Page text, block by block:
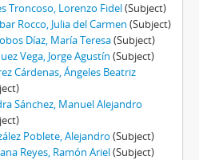
Troncoso, Lorenzo Fidel(Subject)
Rocco, Julia del Carmen (Subject)
Díaz, María Teresa(Subject)
Vega, Jorge Agustín (Subject)
Cárdenas, Ángeles Beatriz
Sánchez, Manuel Alejandro
Poblete, Alejandro (Subject)
Reyes, Ramón Ariel(Subject)